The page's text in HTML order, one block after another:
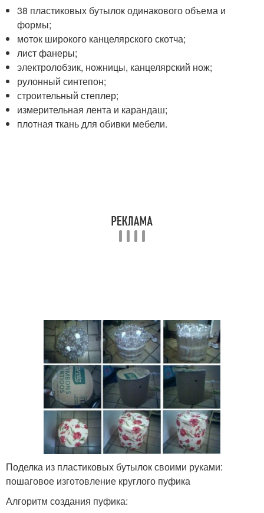
38 пластиковых бутылок одинакового объема и
формы;
моток широкого канцелярского скотча;
лист фанеры;
электролобзик, ножницы, канцелярский нож;
рулонный синтепон;
строительный степлер;
измерительная лента и карандаш;
плотная ткань для обивки мебели.
Поделка из пластиковых бутылок своими руками:
пошаговое изготовление круглого пуфика
Алгоритм создания пуфика: